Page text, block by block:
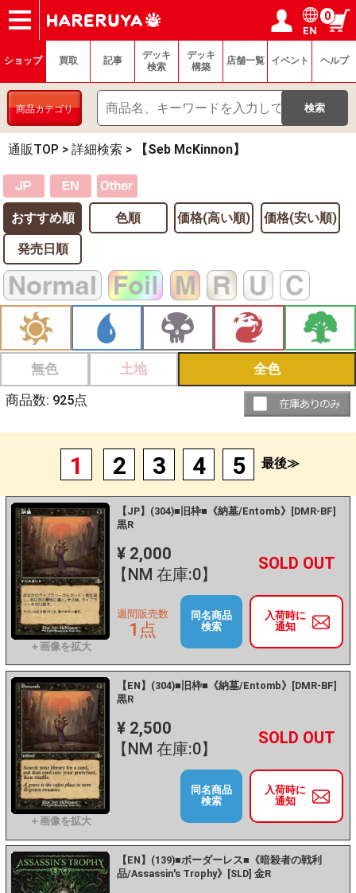
ショップ
買取
記事
デッキ検索
デッキ構築
選手一覧
店舗一覧
イベント
ヘルプ
お問い合わせ ログイン／会員登録
マイページ
EN
0
ショップ 買取 記事
デッキ
検索
デッキ
構築
店舗一覧 イベント ヘルプ
商品カテゴリ
通販TOP > 詳細検索 > 【Seb McKinnon】
おすすめ順 色順 価格(高い順) 価格(安い順)
発売日順
無色 土地 全色
商品数: 925点
1 2 3 4 5 最後≫
【JP】(304)■旧枠■《納墓/Entomb》[DMR-BF]
黒R
¥ 2,000
【NM 在庫:0】
－ +
入荷時に
通知
週間販売数
1点
同名商品
検索
【EN】(304)■旧枠■《納墓/Entomb》[DMR-BF]
黒R
¥ 2,500
【NM 在庫:0】
－ +
入荷時に
通知
同名商品
検索
【EN】(139)■ボーダーレス■《暗殺者の戦利
品/Assassin's Trophy》[SLD] 金R